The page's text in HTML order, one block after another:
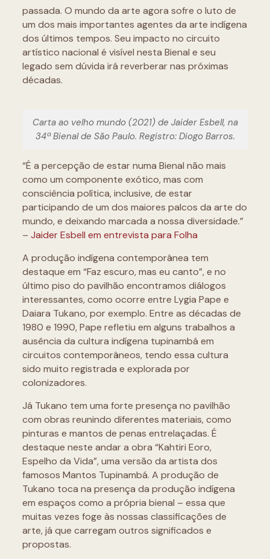
passada. O mundo da arte agora sofre o luto de
um dos mais importantes agentes da arte indígena
dos últimos tempos. Seu impacto no circuito
artístico nacional é visível nesta Bienal e seu
legado sem dúvida irá reverberar nas próximas
décadas.
Carta ao velho mundo (2021) de Jaider Esbell, na
34ª Bienal de São Paulo. Registro: Diogo Barros.
“É a percepção de estar numa Bienal não mais
como um componente exótico, mas com
consciência política, inclusive, de estar
participando de um dos maiores palcos da arte do
mundo, e deixando marcada a nossa diversidade.”
– Jaider Esbell em entrevista para Folha
A produção indígena contemporânea tem
destaque em “Faz escuro, mas eu canto”, e no
último piso do pavilhão encontramos diálogos
interessantes, como ocorre entre Lygia Pape e
Daiara Tukano, por exemplo. Entre as décadas de
1980 e 1990, Pape refletiu em alguns trabalhos a
ausência da cultura indígena tupinambá em
circuitos contemporâneos, tendo essa cultura
sido muito registrada e explorada por
colonizadores.
Já Tukano tem uma forte presença no pavilhão
com obras reunindo diferentes materiais, como
pinturas e mantos de penas entrelaçadas. É
destaque neste andar a obra “Kahtiri Eoro,
Espelho da Vida”, uma versão da artista dos
famosos Mantos Tupinambá. A produção de
Tukano toca na presença da produção indígena
em espaços como a própria bienal – essa que
muitas vezes foge às nossas classificações de
arte, já que carregam outros significados e
propostas.